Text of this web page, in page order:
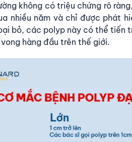
không có triệu chứng rõ
nhiều năm và chỉ được phát
bỏ, các polyp này có thể tiến
hàng đầu trên thế giới.